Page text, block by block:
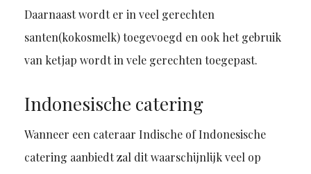
Daarnaast wordt er in veel gerechten
santen(kokosmelk) toegevoegd en ook het gebruik
van ketjap wordt in vele gerechten toegepast.
Indonesische catering
Wanneer een cateraar Indische of Indonesische
catering aanbiedt zal dit waarschijnlijk veel op